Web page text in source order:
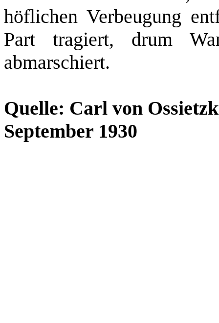
höflichen Verbeugung
Part tragiert, drum
abmarschiert.
Quelle: Carl von
September 1930